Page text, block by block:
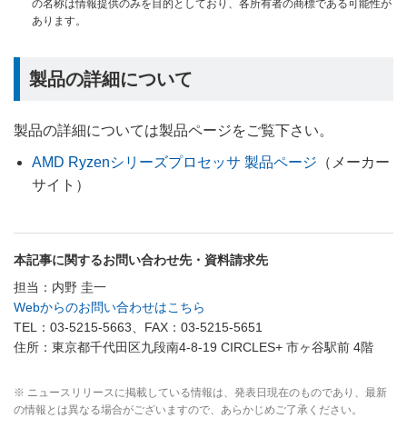
の名称は情報提供のみを目的としており、各所有者の商標である可能性が
あります。
製品の詳細について
製品の詳細については製品ページをご覧下さい。
AMD Ryzenシリーズプロセッサ 製品ページ （メーカー
サイト）
本記事に関するお問い合わせ先・資料請求先
担当：内野 圭一
Webからのお問い合わせはこちら
TEL：03-5215-5663、FAX：03-5215-5651
住所：東京都千代田区九段南4-8-19 CIRCLES+ 市ヶ谷駅前 4階
※ ニュースリリースに掲載している情報は、発表日現在のものであり、最新
の情報とは異なる場合がございますので、あらかじめご了承ください。